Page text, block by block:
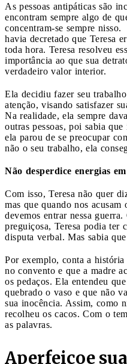
As pessoas antipáticas são
encontram sempre algo de
concentram-se sempre
havia decretado que Teresa
toda hora. Teresa resolveu
importância ao que sua
verdadeiro valor interior.
Ela decidiu fazer seu
atenção, visando satisfazer
Na realidade, ela sempre
outras pessoas, poi sabia
ela parou de se preocupar
não o seu trabalho, ela
Não desperdice energias
Com isso, Teresa não quer
mas que quando nos
devemos entrar nessa
preguiçosa, Teresa podia ter
disputa verbal. Mas sabia
Por exemplo, conta a
no convento e que a madre
os pedaços. Ela entendeu
quebrado o vaso e que não
sua inocência. Assim, como
recolheu os cacos. Com o
as palavras.
Aperfeiçoe